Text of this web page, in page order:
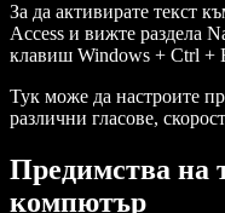
За да активирате текст
Access и вижте раздела
клавиш Windows + Ctrl +
Тук може да настроите
различни гласове,
Предимства на
компютър